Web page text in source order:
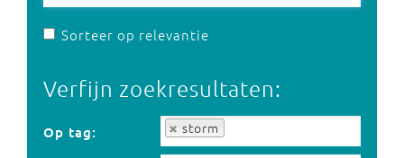
Sorteer op relevantie
Verfijn zoekresultaten:
Op tag: storm
Op tag: